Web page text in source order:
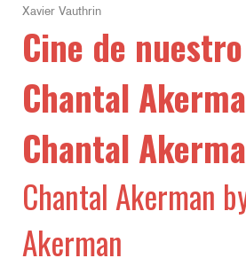
Xavier Vauthrin
Cine de
Chantal
Chantal
Chantal Akerman
Akerman